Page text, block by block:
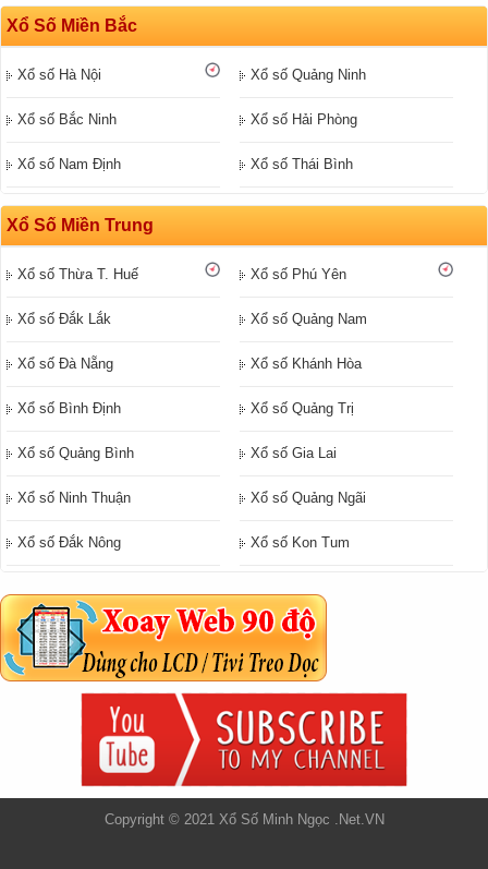
Xổ Số Miền Bắc
Xổ số Hà Nội Xổ số Quảng Ninh
Xổ số Bắc Ninh Xổ số Hải Phòng
Xổ số Nam Định Xổ số Thái Bình
Xổ Số Miền Trung
Xổ số Thừa T. Huế Xổ số Phú Yên
Xổ số Đắk Lắk Xổ số Quảng Nam
Xổ số Đà Nẵng Xổ số Khánh Hòa
Xổ số Bình Định Xổ số Quảng Trị
Xổ số Quảng Bình Xổ số Gia Lai
Xổ số Ninh Thuận Xổ số Quảng Ngãi
Xổ số Đắk Nông Xổ số Kon Tum
Copyright © 2021 Xổ Số Minh Ngọc .Net.VN